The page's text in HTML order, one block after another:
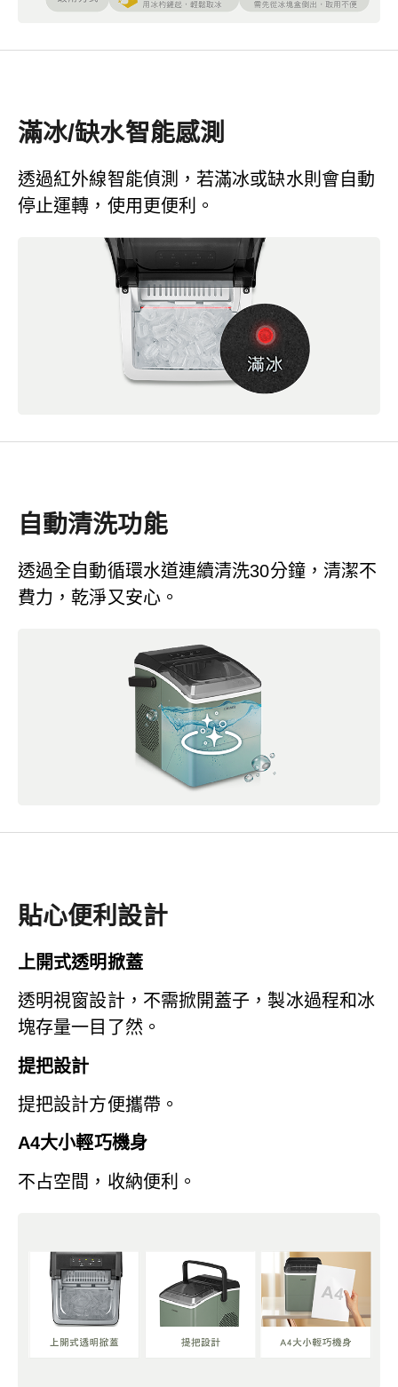
滿冰/缺水智能感測
透過紅外線智能偵測，若滿冰或缺水則會自動
停止運轉，使用更便利。
自動清洗功能
透過全自動循環水道連續清洗30分鐘，清潔不
費力，乾淨又安心。
貼心便利設計
上開式透明掀蓋
透明視窗設計，不需掀開蓋子，製冰過程和冰
塊存量一目了然。
提把設計
提把設計方便攜帶。
A4大小輕巧機身
不占空間，收納便利。